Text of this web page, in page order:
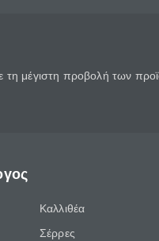
τη μέγιστη προβολή των
Καλλιθέα
Σέρρες